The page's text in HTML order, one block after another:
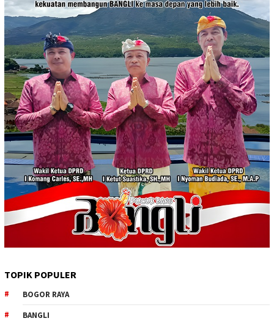
TOPIK POPULER
BOGOR RAYA
BANGLI